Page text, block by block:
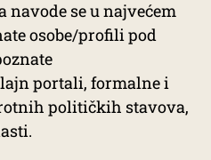
se u najvećem
osobe/profili pod
portali, formalne i
političkih stavova,